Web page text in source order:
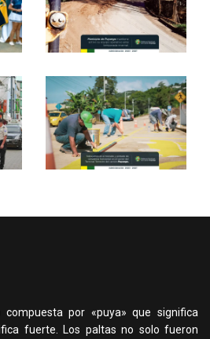
por «puya» que significa
fuerte. Los paltas no solo fueron